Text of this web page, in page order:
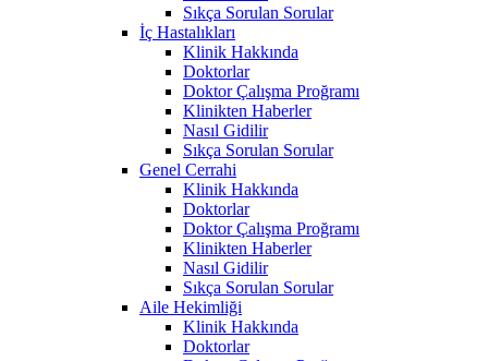
Sıkça Sorulan Sorular
İç Hastalıkları
Klinik Hakkında
Doktorlar
Doktor Çalışma Proğramı
Klinikten Haberler
Nasıl Gidilir
Sıkça Sorulan Sorular
Genel Cerrahi
Klinik Hakkında
Doktorlar
Doktor Çalışma Proğramı
Klinikten Haberler
Nasıl Gidilir
Sıkça Sorulan Sorular
Aile Hekimliği
Klinik Hakkında
Doktorlar